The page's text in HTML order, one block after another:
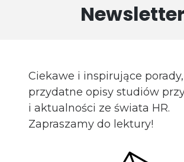
Newsletter
Ciekawe i inspirujące porady,
przydatne opisy studiów
i aktualności ze świata HR.
Zapraszamy do lektury!